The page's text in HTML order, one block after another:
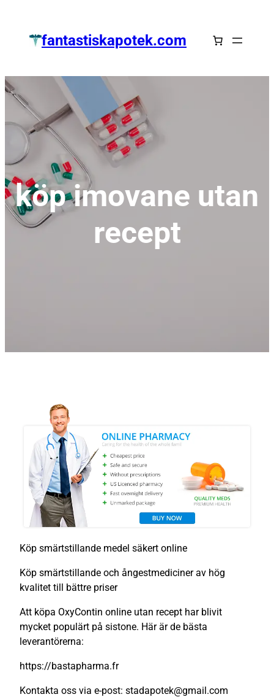
springenfantastiskapotek.com
köp imovane utan
recept
Köp smärtstillande medel säkert online
Köp smärtstillande och ångestmediciner av hög
kvalitet till bättre priser
Att köpa OxyContin online utan recept har blivit
mycket populärt på sistone. Här är de bästa
leverantörerna:
https://bastapharma.fr
Kontakta oss via e-post: stadapotek@gmail.com